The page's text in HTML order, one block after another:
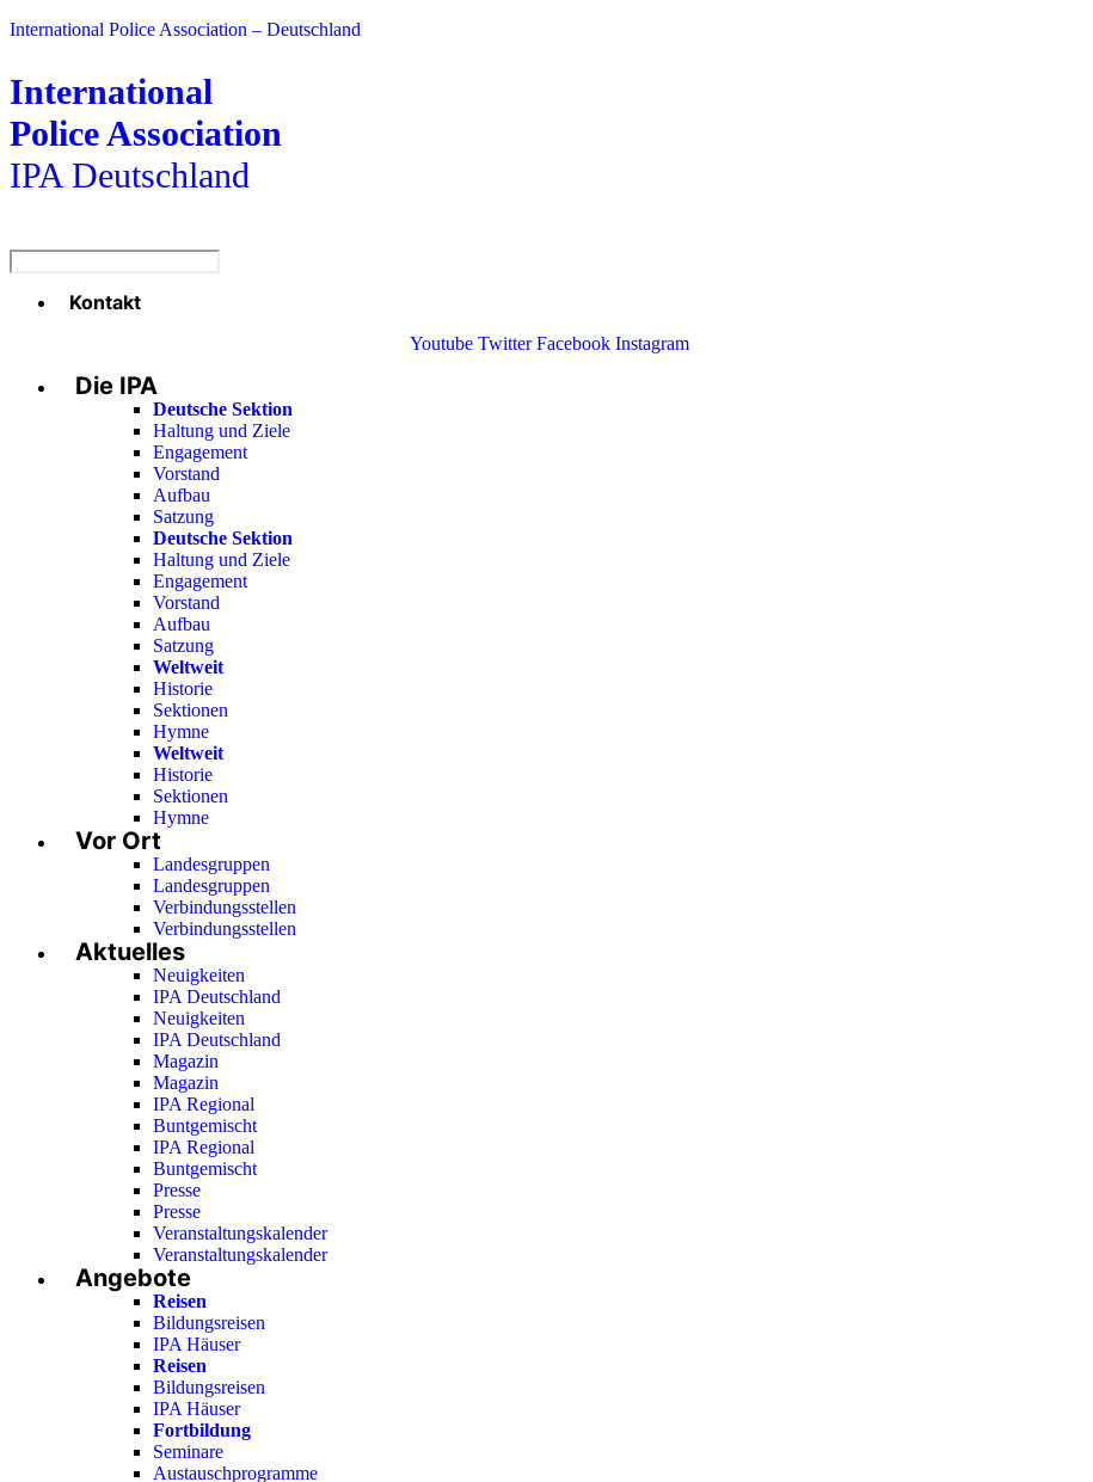
International Police Association – Deutschland
International
Police Association
IPA Deutschland
Menü Kontakt
Youtube Twitter Facebook Instagram
Die IPA
Deutsche Sektion
Haltung und Ziele
Engagement
Vorstand
Aufbau
Satzung
Deutsche Sektion
Haltung und Ziele
Engagement
Vorstand
Aufbau
Satzung
Weltweit
Historie
Sektionen
Hymne
Weltweit
Historie
Sektionen
Hymne
Vor Ort
Landesgruppen
Landesgruppen
Verbindungsstellen
Verbindungsstellen
Aktuelles
Neuigkeiten
IPA Deutschland
Neuigkeiten
IPA Deutschland
Magazin
Magazin
IPA Regional
Buntgemischt
IPA Regional
Buntgemischt
Presse
Presse
Veranstaltungskalender
Veranstaltungskalender
Angebote
Reisen
Bildungsreisen
IPA Häuser
Reisen
Bildungsreisen
IPA Häuser
Fortbildung
Seminare
Austauschprogramme